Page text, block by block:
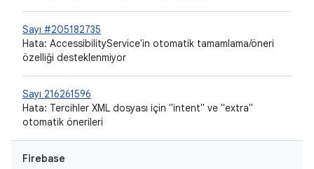
Sayı #205182735
Hata: AccessibilityService'in otomatik tamamlama/öneri
özelliği desteklenmiyor
Sayı 216261596
Hata: Tercihler XML dosyası için "intent" ve "extra"
otomatik önerileri
Firebase